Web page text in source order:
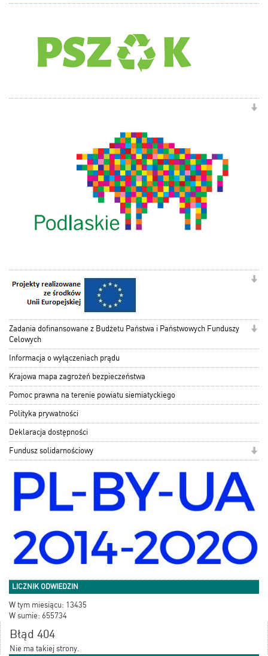
Zadania dofinansowane z Budżetu Państwa i Państwowych Funduszy
Celowych
Informacja o wyłączeniach prądu
Krajowa mapa zagrożeń bezpieczeństwa
Pomoc prawna na terenie powiatu siemiatyckiego
Polityka prywatności
Deklaracja dostępności
Fundusz solidarnościowy
LICZNIK ODWIEDZIN
W tym miesiącu: 13435
W sumie: 655734
Błąd 404
Nie ma takiej strony.